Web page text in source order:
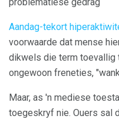
Aandag-tekort
voorwaarde dat mense
dikwels die term toevallig
ongewoon freneties,
Maar, as 'n mediese
toegeskryf nie. Ouers sal